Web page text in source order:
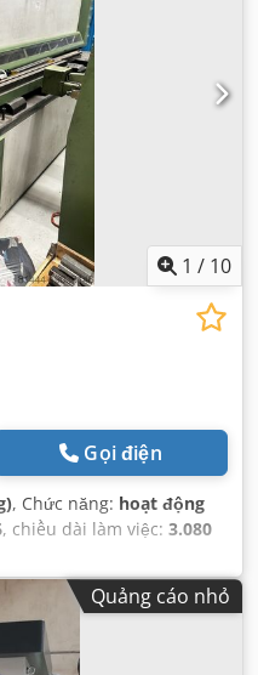
1 / 10
Gọi điện
, Chức năng: hoạt động
, chiều dài làm việc: 3.080
Quảng cáo nhỏ